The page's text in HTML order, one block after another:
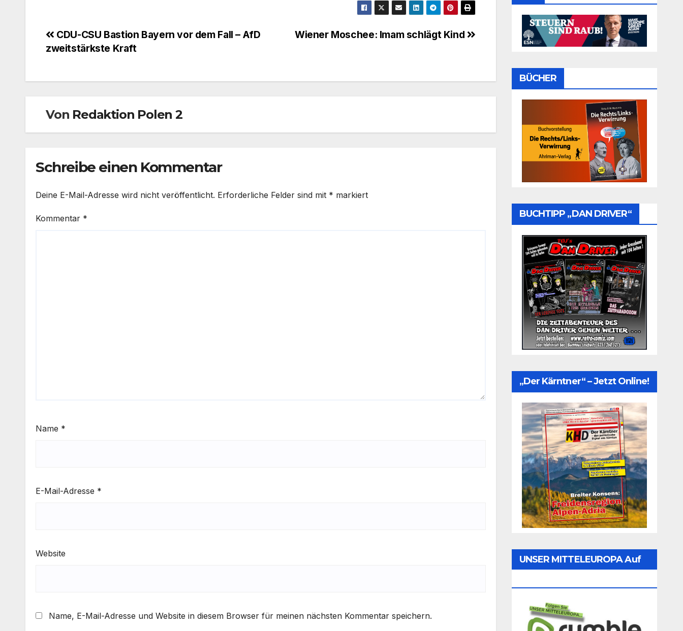
Beitragsnavigation Wiener Moschee: Imam schlägt Kind
CDU-CSU Bastion Bayern vor dem Fall – AfD
zweitstärkste Kraft
Von Redaktion Polen 2
Schreibe einen Kommentar
Deine E-Mail-Adresse wird nicht veröffentlicht. Erforderliche Felder sind mit * markiert
Kommentar *
Name *
E-Mail-Adresse *
Website
Name, E-Mail-Adresse und Website in diesem Browser für meinen nächsten Kommentar speichern.
BÜCHER
BUCHTIPP „DAN DRIVER“
„Der Kärntner“ – Jetzt Online!
UNSER MITTELEUROPA Auf